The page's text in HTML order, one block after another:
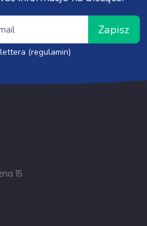
Zapisz
(regulamin)
15